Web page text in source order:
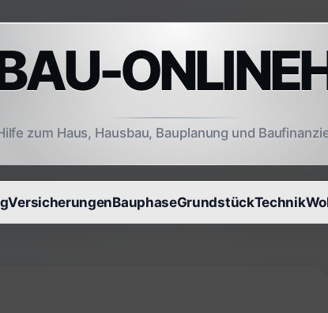
zum Haus, Hausbau, Bauplanung und
VersicherungenBauphaseGrundstückTechnik